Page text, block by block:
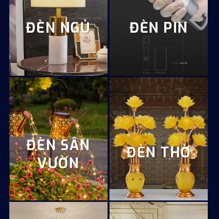
ĐÈN NGỦ ĐÈN PIN
ĐÈN SÂN
VƯỜN
ĐÈN THỜ